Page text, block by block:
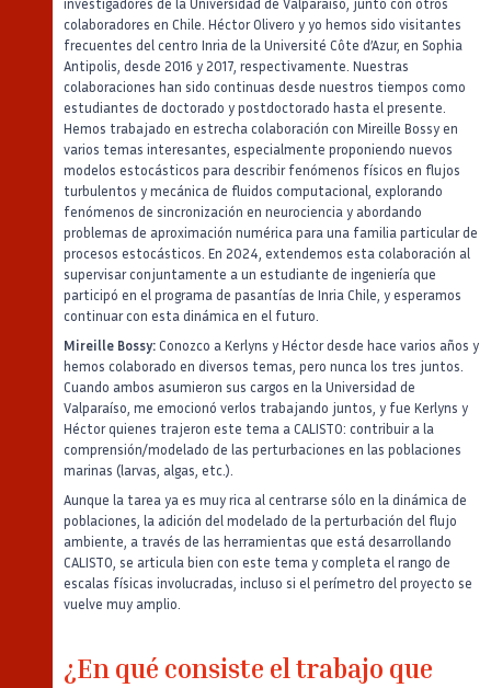
investigadores de la Universidad de Valparaíso, junto con otros
colaboradores en Chile. Héctor Olivero y yo hemos sido visitantes
frecuentes del centro Inria de la Université Côte d’Azur, en Sophia
Antipolis, desde 2016 y 2017, respectivamente. Nuestras
colaboraciones han sido continuas desde nuestros tiempos como
estudiantes de doctorado y postdoctorado hasta el presente.
Hemos trabajado en estrecha colaboración con Mireille Bossy en
varios temas interesantes, especialmente proponiendo nuevos
modelos estocásticos para describir fenómenos físicos en flujos
turbulentos y mecánica de fluidos computacional, explorando
fenómenos de sincronización en neurociencia y abordando
problemas de aproximación numérica para una familia particular de
procesos estocásticos. En 2024, extendemos esta colaboración al
supervisar conjuntamente a un estudiante de ingeniería que
participó en el programa de pasantías de Inria Chile, y esperamos
continuar con esta dinámica en el futuro.
Mireille Bossy: Conozco a Kerlyns y Héctor desde hace varios años y
hemos colaborado en diversos temas, pero nunca los tres juntos.
Cuando ambos asumieron sus cargos en la Universidad de
Valparaíso, me emocionó verlos trabajando juntos, y fue Kerlyns y
Héctor quienes trajeron este tema a CALISTO: contribuir a la
comprensión/modelado de las perturbaciones en las poblaciones
marinas (larvas, algas, etc.).
Aunque la tarea ya es muy rica al centrarse sólo en la dinámica de
poblaciones, la adición del modelado de la perturbación del flujo
ambiente, a través de las herramientas que está desarrollando
CALISTO, se articula bien con este tema y completa el rango de
escalas físicas involucradas, incluso si el perímetro del proyecto se
vuelve muy amplio.
¿En qué consiste el trabajo que